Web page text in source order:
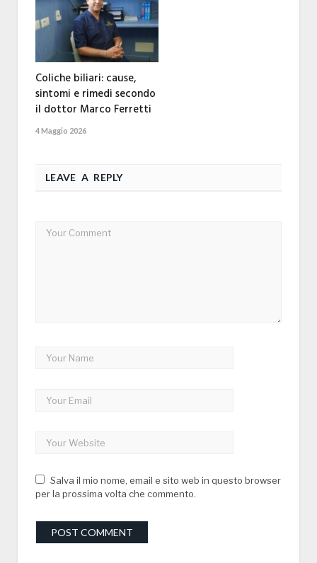
Coliche biliari: cause,
sintomi e rimedi secondo
il dottor Marco Ferretti
4 Maggio 2026
LEAVE A REPLY
Salva il mio nome, email e sito web in questo browser
per la prossima volta che commento.